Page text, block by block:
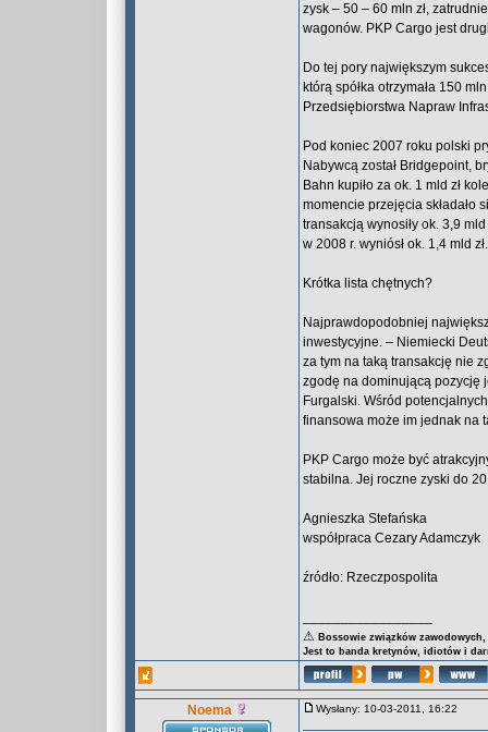
zysk – 50 – 60 mln zł,
wagonów. PKP Cargo jest
Do tej pory największym
którą spółka otrzymała 150
Przedsiębiorstwa Napraw
Pod koniec 2007 roku polski
Nabywcą został Bridgepoint,
Bahn kupiło za ok. 1 mld zł
momencie przejęcia składało
transakcją wynosiły ok. 3,9
w 2008 r. wyniósł ok. 1,4 mld zł.
Krótka lista chętnych?
Najprawdopodobniej
inwestycyjne. – Niemiecki
za tym na taką transakcję nie
zgodę na dominującą pozycję
Furgalski. Wśród
finansowa może im jednak na
PKP Cargo może być
stabilna. Jej roczne zyski do
Agnieszka Stefańska
współpraca Cezary Adamczyk
źródło: Rzeczpospolita
⚠ Bossowie związków
Jest to banda kretynów, idiotów i
Noema Wysłany: 10-03-2011, 16:22